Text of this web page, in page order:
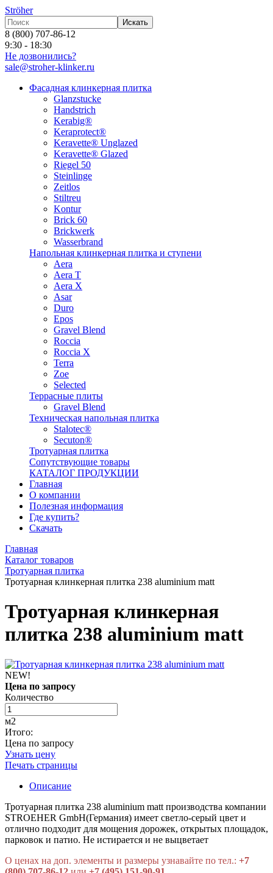
Ströher
Искать
8 (800) 707-86-12
9:30 - 18:30
Не дозвонились?
sale@stroher-klinker.ru
Фасадная клинкерная плитка
Glanzstucke
Handstrich
Kerabig®
Keraprotect®
Keravette® Unglazed
Keravette® Glazed
Riegel 50
Steinlinge
Zeitlos
Stiltreu
Kontur
Brick 60
Brickwerk
Wasserbrand
Напольная клинкерная плитка и ступени
Aera
Aera T
Aera X
Asar
Duro
Epos
Gravel Blend
Roccia
Roccia X
Terra
Zoe
Selected
Террасные плиты
Gravel Blend
Техническая напольная плитка
Stalotec®
Secuton®
Тротуарная плитка
Сопутствующие товары
КАТАЛОГ ПРОДУКЦИИ
Главная
О компании
Полезная информация
Где купить?
Скачать
Главная
Каталог товаров
Тротуарная плитка
Тротуарная клинкерная плитка 238 aluminium matt
Тротуарная клинкерная
плитка 238 aluminium matt
NEW!
Цена по запросу
Количество
м2
Итого:
Цена по запросу
Узнать цену
Печать страницы
Описание
Тротуарная плитка 238 aluminium matt производства компании
STROEHER GmbH(Германия) имеет светло-серый цвет и
отлично подходит для мощения дорожек, открытых площадок,
парковок и патио. Не истирается и не выцветает
О ценах на доп. элементы и размеры узнавайте по тел.: +7